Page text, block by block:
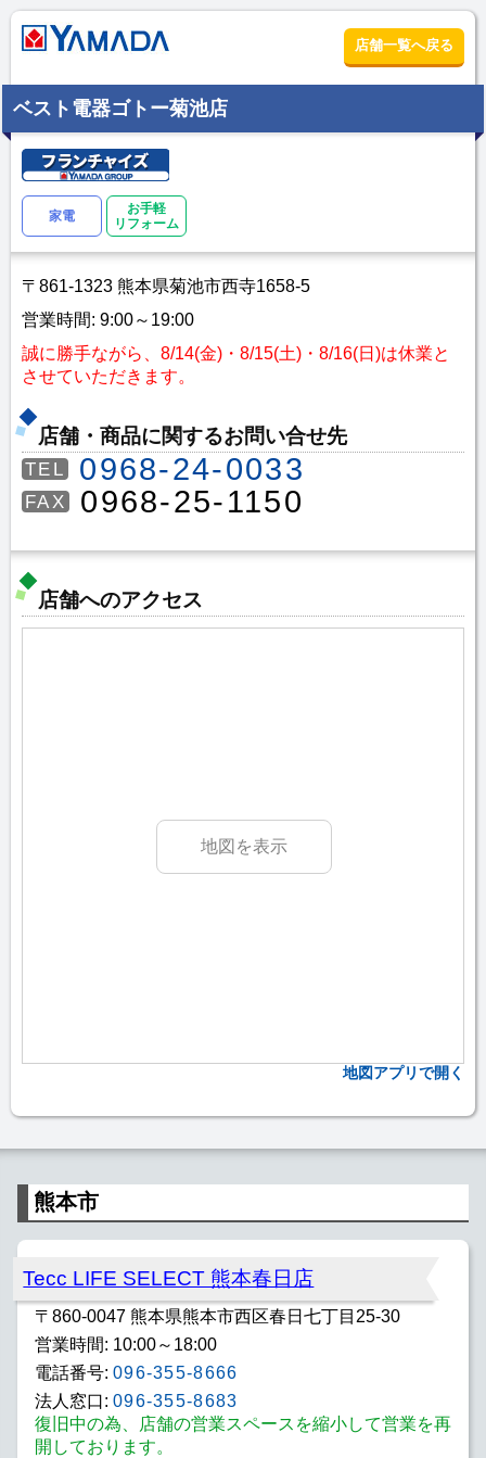
店舗一覧へ戻る
ベスト電器ゴトー菊池店
家電
お手軽
リフォーム
〒861-1323 熊本県菊池市西寺1658-5
営業時間: 9:00～19:00
誠に勝手ながら、8/14(金)・8/15(土)・8/16(日)は休業と
させていただきます。
店舗・商品に関するお問い合せ先
TEL 0968-24-0033
FAX 0968-25-1150
店舗へのアクセス
地図を表示
地図アプリで開く
熊本市
Tecc LIFE SELECT 熊本春日店
〒860-0047 熊本県熊本市西区春日七丁目25-30
営業時間: 10:00～18:00
電話番号: 096-355-8666
法人窓口: 096-355-8683
復旧中の為、店舗の営業スペースを縮小して営業を再
開しております。